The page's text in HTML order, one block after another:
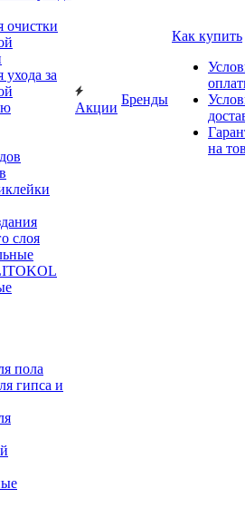
очистки
ухода за
слоя
пола
гипса и
Акции
Бренды
Как купить
на